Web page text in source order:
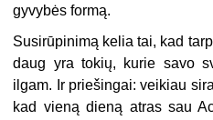
gyvybės formą.
Susirūpinimą kelia tai, kad
daug yra tokių, kurie savo
ilgam. Ir priešingai: veikiau
kad vieną dieną atras sau